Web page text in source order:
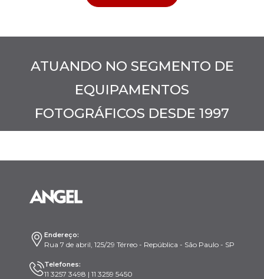
ATUANDO NO SEGMENTO DE
EQUIPAMENTOS
FOTOGRÁFICOS DESDE 1997
Endereço:
Rua 7 de abril, 125/29 Térreo - República - São Paulo - SP
Telefones:
11 3257 3498 | 11 3259 5450